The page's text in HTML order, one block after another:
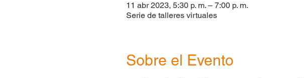
11 abr 2023, 5:30 p. m. – 7:00 p. m.
Serie de talleres virtuales
Sobre el Evento